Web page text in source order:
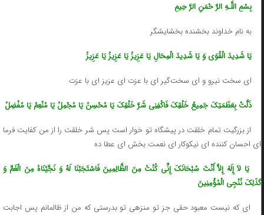
بِسْمِ اللَّـهِ الرَّ حْمَنِ الرَّ حِیمِ
به نام خداوند بخشنده بخشایشگر
یَا شَدِیدَ الْقُوَى وَ یَا شَدِیدَ الْمِحَالِ یَا عَزِیزُ یَا عَزِیزُ یَا عَزِیزُ
اى سخت نیرو و اى سخت‌گیر اى با عزت اى عزیز اى با عزت
ذَلَّتْ بِعَظَمَتِکَ جَمِیعُ خَلْقِکَ فَاکْفِنِی شَرَّ خَلْقِکَ یَا مُحْسِنُ یَا مُجْمِلُ یَا مُنْعِمُ یَا مُفْضِلُ‌
از بزرگیت تمام خلقت در پیشگاه تو خوار است پس شر خلقت را از من کفایت فرما
اى احسان کننده اى نیکوکار اى نعمت بخش اى عطا ده
یَا لاَ إِلَهَ إِلاَّ أَنْتَ سُبْحَانَکَ إِنِّی کُنْتُ مِنَ الظَّالِمِینَ فَاسْتَجَبْنَا لَهُ وَ نَجَّیْنَاهُ مِنَ الْغَمِّ وَ
کَذَلِکَ نُنْجِی الْمُؤْمِنِینَ
اى که نیست معبود حقى جز تو منزهى تو بدرستى که من از ظالمانم پس اجابت